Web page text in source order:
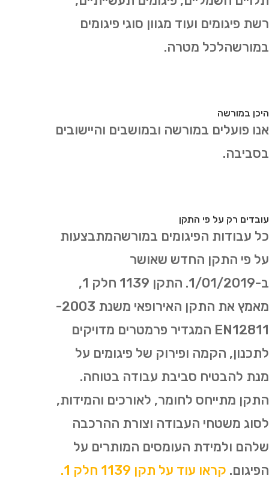
רשת פיגומים ועוד מגוון סוגי פיגומים
במורשהלכל מטרה.
היכן במורשה
אנו פועלים במורשה ובמושבים והיישובים
בסביבה.
עובדים רק על פי התקן
כל עבודות הפיגומים במורשהמתבצעות
על פי התקן החדש שאושר
ב-1/01/2019. התקן 1139 חלק 1,
מאמץ את התקן האירופאי משנת 2003-
EN12811 המגדיר פרמטרים מדויקים
לתכנון, הקמה ופירוק של פיגומים על
מנת להבטיח סביבת עבודה בטוחה.
התקן מתייחס לחומר, לאורכים והמידות,
לסוג משטחי העבודה וצורת ההרכבה
שלהם ולמידת העומסים המותרים על
הפיגום. קראו עוד על תקן 1139 חלק 1.